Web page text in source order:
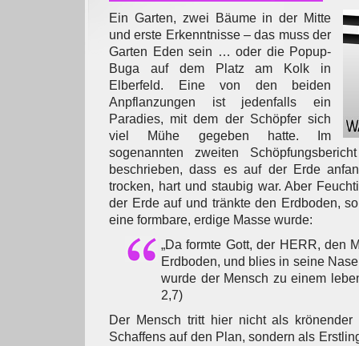
Ein Garten, zwei Bäume in der Mitte
und erste Erkenntnisse – das muss der
Garten Eden sein … oder die Popup-
Buga auf dem Platz am Kolk in
Elberfeld. Eine von den beiden
Anpflanzungen ist jedenfalls ein
Paradies, mit dem der Schöpfer sich
viel Mühe gegeben hatte. Im
sogenannten zweiten
beschrieben, dass es auf der Erde
trocken, hart und staubig war. Aber
der Erde auf und tränkte den Erdboden,
eine formbare, erdige Masse wurde:
„Da formte Gott, der HERR, den
Erdboden, und blies in seine
wurde der Mensch zu einem
2,7)
Der Mensch tritt hier nicht als krönender
Schaffens auf den Plan, sondern als